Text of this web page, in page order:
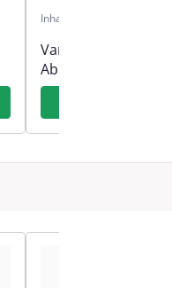
Inhalt:
Varianten ab
Ab